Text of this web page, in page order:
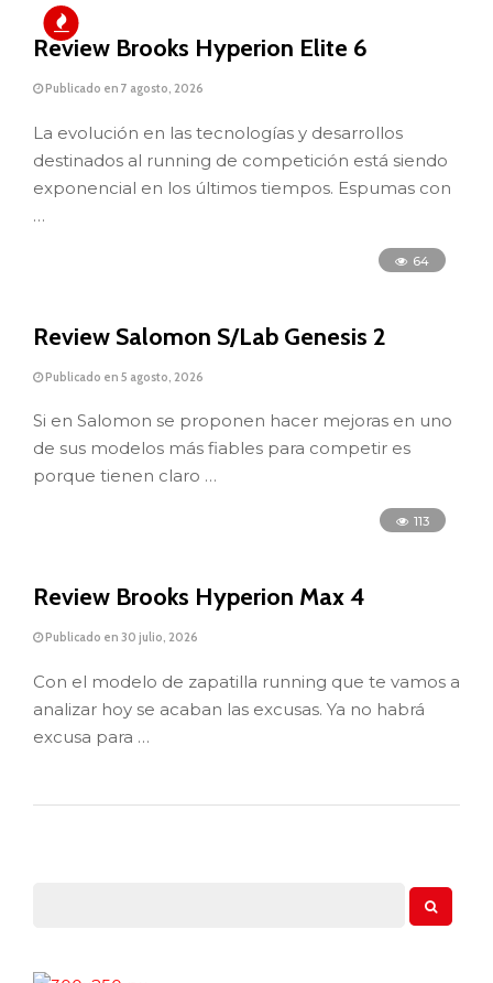
Review Brooks Hyperion Elite 6
Publicado en 7 agosto, 2026
La evolución en las tecnologías y desarrollos
destinados al running de competición está siendo
exponencial en los últimos tiempos. Espumas con
…
64
Review Salomon S/Lab Genesis 2
Publicado en 5 agosto, 2026
Si en Salomon se proponen hacer mejoras en uno
de sus modelos más fiables para competir es
porque tienen claro …
113
Review Brooks Hyperion Max 4
Publicado en 30 julio, 2026
Con el modelo de zapatilla running que te vamos a
analizar hoy se acaban las excusas. Ya no habrá
excusa para …